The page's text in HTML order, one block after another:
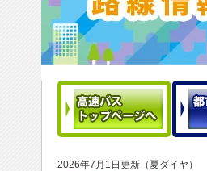
2026年7月1日更新（夏ダイヤ）